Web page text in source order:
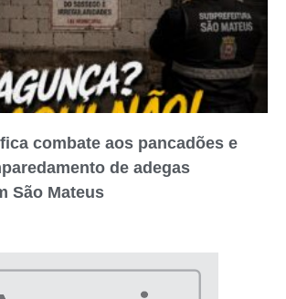
combate aos pancadões e
de adegas
São Mateus